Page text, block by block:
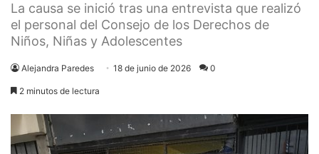
La causa se inició tras una entrevista que realizó
el personal del Consejo de los Derechos de
Niños, Niñas y Adolescentes
Alejandra Paredes 18 de junio de 2026 0
2 minutos de lectura